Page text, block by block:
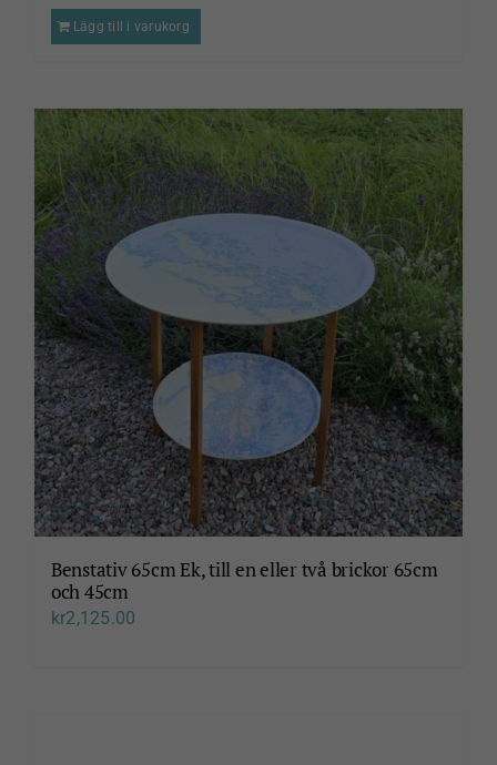
Lägg till i varukorg
Benstativ 65cm Ek, till en eller två brickor 65cm
och 45cm
kr2,125.00